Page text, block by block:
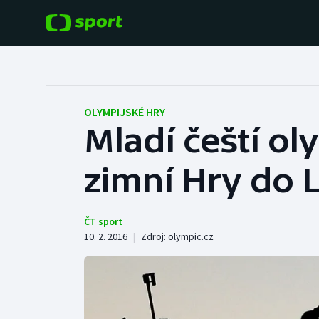
Hokej
Tenis
Cyklistika
Baseball a softbal
Basketbal
Boby a skeleton
OLYMPIJSKÉ HRY
Mladí čeští
zimní Hry do
ČT sport
10. 2. 2016 | Zdroj: olympic.cz